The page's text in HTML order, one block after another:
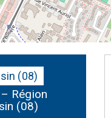
(08)
Région
(08)